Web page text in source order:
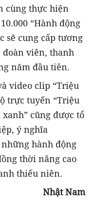
cùng thực hiện
“Hành động
sẽ cung cấp tương
đoàn viên, thanh
năm đầu tiên.
video clip “Triệu
trực tuyến “Triệu
cũng được tổ
ý nghĩa
hành động
thời nâng cao
thiếu niên.
Nhật Nam